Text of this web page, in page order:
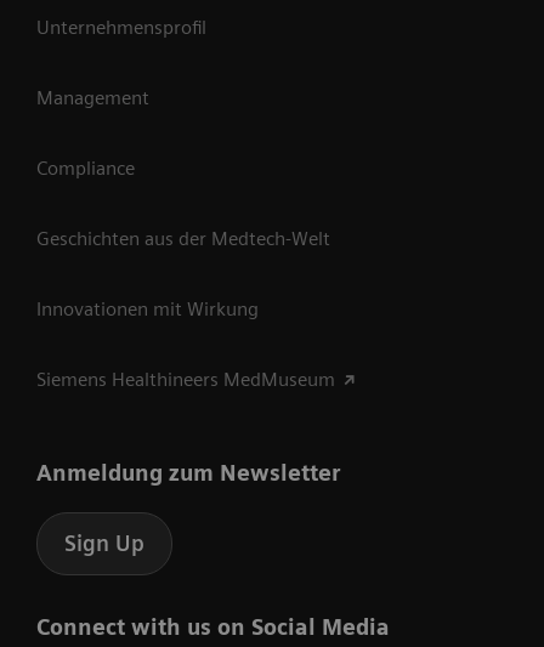
Unternehmensprofil
Management
Compliance
Geschichten aus der Medtech-Welt
Innovationen mit Wirkung
Siemens Healthineers MedMuseum
Anmeldung zum Newsletter
Sign Up
Connect with us on Social Media